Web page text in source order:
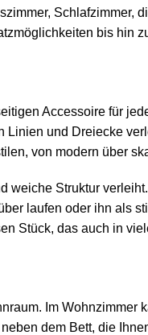
bis hin
Accessoire für
und Dreiecke
von modern über
weiche Struktur
laufen oder ihn als
Stück, das auch in
Im
dem Bett, die